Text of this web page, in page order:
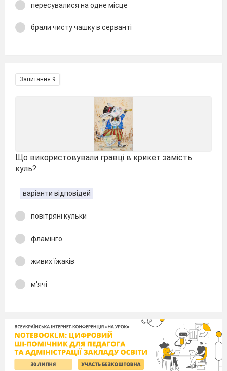
пересувалися на одне місце
брали чисту чашку в серванті
Запитання 9
Що використовували гравці в крикет замість
куль?
варіанти відповідей
повітряні кульки
фламінго
живих їжаків
м'ячі